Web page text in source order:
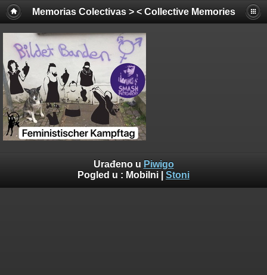
Memorias Colectivas > < Collective Memories
Urađeno u Piwigo
Pogled u : Mobilni Stoni